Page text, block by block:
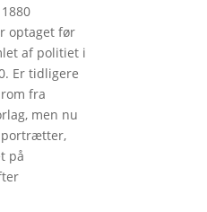
optaget før
af politiet i
Er tidligere
fra
men nu
portrætter,
på